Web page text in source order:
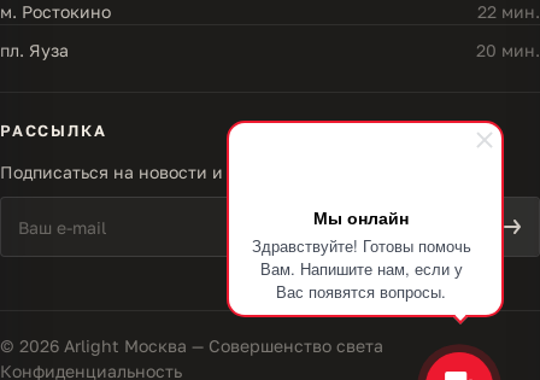
Мы онлайн
Здравствуйте! Готовы помочь
Вам. Напишите нам, если у
Вас появятся вопросы.
м. Ростокино
22 мин.
пл. Яуза
20 мин.
РАССЫЛКА
Подписаться на новости и акции
© 2026 Arlight Москва — Совершенство света
Конфиденциальность